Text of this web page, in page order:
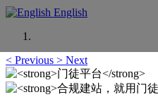
English
< Previous > Next